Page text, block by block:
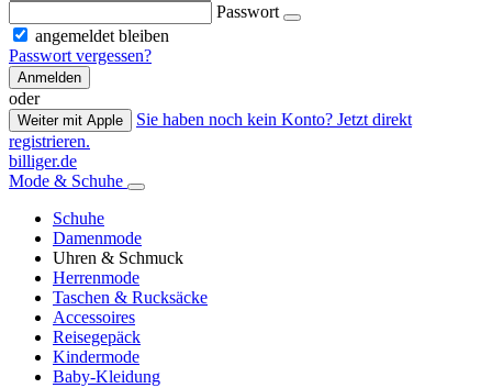
Passwort
angemeldet bleiben
Passwort vergessen?
Anmelden
oder
Weiter mit Apple
Sie haben noch kein Konto? Jetzt direkt
registrieren.
billiger.de
Mode & Schuhe
Schuhe
Damenmode
Uhren & Schmuck
Herrenmode
Taschen & Rucksäcke
Accessoires
Reisegepäck
Kindermode
Baby-Kleidung